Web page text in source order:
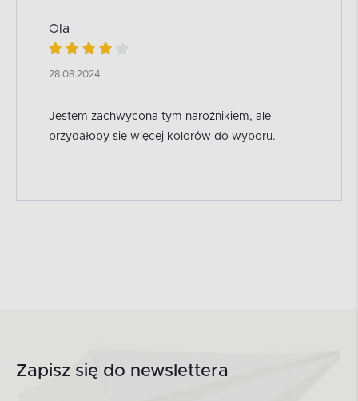
Ola
28.08.2024
Jestem zachwycona tym narożnikiem, ale
przydałoby się więcej kolorów do wyboru.
Zapisz się do newslettera